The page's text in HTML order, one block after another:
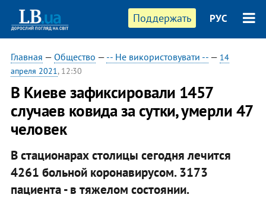
Поддержать РУС
Главная — Общество — -- Не використовувати --— 14
апреля 2021, 12:30
В Киеве зафиксировали 1457
случаев ковида за сутки, умерли 47
человек
В стационарах столицы сегодня лечится
4261 больной коронавирусом. 3173
пациента - в тяжелом состоянии.